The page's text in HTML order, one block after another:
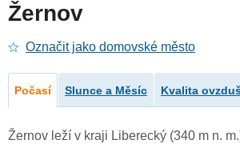
Žernov
Označit jako domovské město
Počasí Slunce a Měsíc Kvalita
Žernov leží v kraji Liberecký (340 m n.